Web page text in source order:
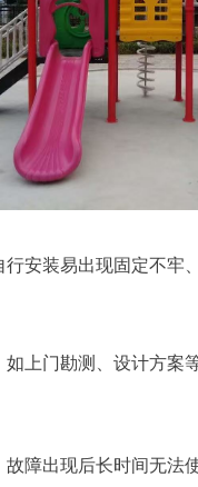
安装易出现固定不
上门勘测、设计方案
障出现后长时间无